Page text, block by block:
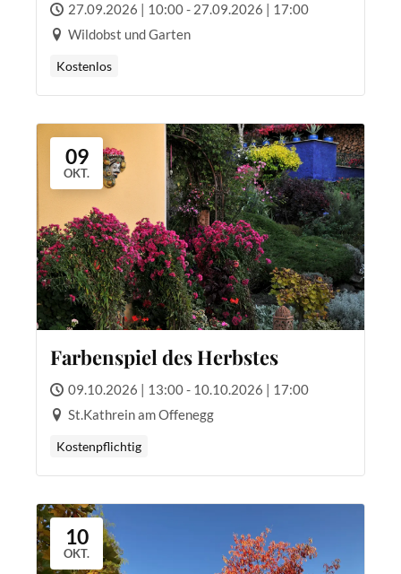
27.09.2026 | 10:00 - 27.09.2026 | 17:00
Wildobst und Garten
Kostenlos
09
OKT.
Farbenspiel des Herbstes
09.10.2026 | 13:00 - 10.10.2026 | 17:00
St.Kathrein am Offenegg
Kostenpflichtig
10
OKT.